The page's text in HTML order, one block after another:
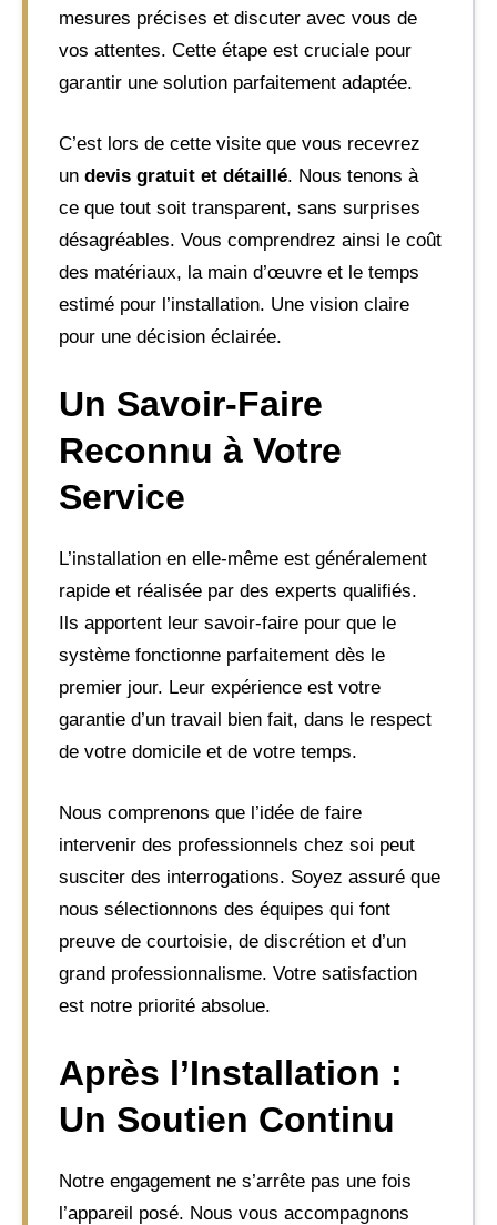
mesures précises et discuter avec vous de
vos attentes. Cette étape est cruciale pour
garantir une solution parfaitement adaptée.
C’est lors de cette visite que vous recevrez
un devis gratuit et détaillé. Nous tenons à
ce que tout soit transparent, sans surprises
désagréables. Vous comprendrez ainsi le coût
des matériaux, la main d’œuvre et le temps
estimé pour l’installation. Une vision claire
pour une décision éclairée.
Un Savoir-Faire
Reconnu à Votre
Service
L’installation en elle-même est généralement
rapide et réalisée par des experts qualifiés.
Ils apportent leur savoir-faire pour que le
système fonctionne parfaitement dès le
premier jour. Leur expérience est votre
garantie d’un travail bien fait, dans le respect
de votre domicile et de votre temps.
Nous comprenons que l’idée de faire
intervenir des professionnels chez soi peut
susciter des interrogations. Soyez assuré que
nous sélectionnons des équipes qui font
preuve de courtoisie, de discrétion et d’un
grand professionnalisme. Votre satisfaction
est notre priorité absolue.
Après l’Installation :
Un Soutien Continu
Notre engagement ne s’arrête pas une fois
l’appareil posé. Nous vous accompagnons